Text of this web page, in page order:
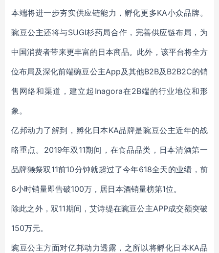
本端将进一步夯实供应链能力，孵化更多KA小众品牌。
豌豆公主还将与SUGI杉药局合作，完善供应链布局，为
中国消费者带来更丰富的日本商品。此外，该平台将全方
位布局及深化前端豌豆公主App及其他B2B及B2B2C的销
售网络和渠道，建立起Inagora在2B端的行业地位和形
象。
亿邦动力了解到，孵化日本KA品牌是豌豆公主近年的战
略重点。2019年双11期间，在食品品类，日本清酒第一
品牌獭祭双11前10分钟就超过了今年618全天的业绩，前
6小时销量即告破100万，居日本酒销量榜第1位。
除此之外，双11期间，艾诗缇在豌豆公主APP成交额突破
150万元。
豌豆公主方面对亿邦动力透露，之所以将孵化日本KA品